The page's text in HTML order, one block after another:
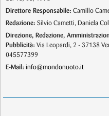
Direttore Responsabile: Camillo
Redazione: Silvio Cametti, Daniela
Direzione, Redazione,
Pubblicità: Via Leopardi, 2 - 37138
045577399
E-Mail: info@mondonuoto.it